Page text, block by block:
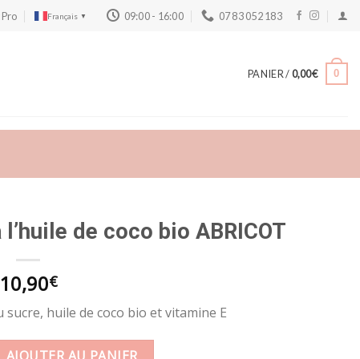
Français ▼ 09:00 - 16:00 07 83 052 183
PANIER /0,00€ 0
de coco bio ABRICOT
10,90€
huile de coco bio et vitamine E
au sucre et à l'huile de coco bio ABRICOT